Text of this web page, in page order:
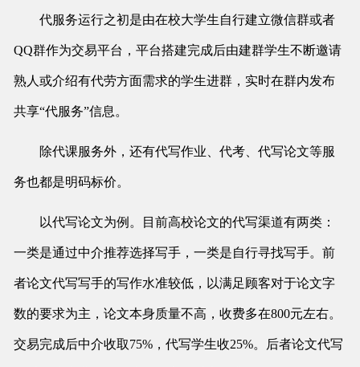
代服务运行之初是由在校大学生自行建立微信群或者
QQ群作为交易平台，平台搭建完成后由建群学生不断邀请
熟人或介绍有代劳方面需求的学生进群，实时在群内发布
共享“代服务”信息。
除代课服务外，还有代写作业、代考、代写论文等服
务也都是明码标价。
以代写论文为例。目前高校论文的代写渠道有两类：
一类是通过中介推荐选择写手，一类是自行寻找写手。前
者论文代写写手的写作水准较低，以满足顾客对于论文字
数的要求为主，论文本身质量不高，收费多在800元左右。
交易完成后中介收取75%，代写学生收25%。后者论文代写